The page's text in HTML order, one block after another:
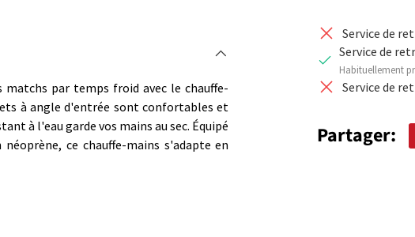
Service de
Service de
Habituellement
Service de
Partager:
par temps froid avec le chauffe-
à angle d'entrée sont confortables et
à l'eau garde vos mains au sec. Équipé
ce chauffe-mains s'adapte en